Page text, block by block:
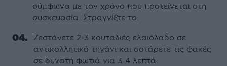
σύμφωνα με τον χρόνο που προτείνεται στη
συσκευασία. Στραγγίξτε το.
Ζεστάνετε 2-3 κουταλιές ελαιόλαδο σε
αντικολλητικό τηγάνι και σοτάρετε τις φακές
σε δυνατή φωτιά για 3-4 λεπτά.